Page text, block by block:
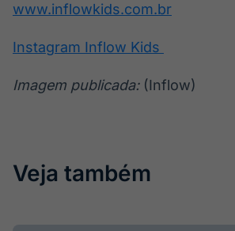
www.inflowkids.com.br
Instagram Inflow Kids
Imagem publicada:(Inflow)
Veja também